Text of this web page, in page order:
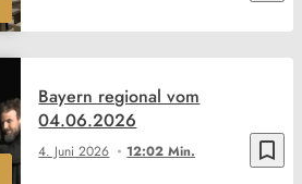
bookmark_border
4. Juni 2026 12:02 Min.
Bayern regional vom
04.06.2026